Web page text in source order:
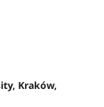
Kraków,